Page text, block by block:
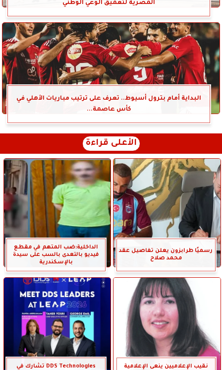
المصرية لتعميق الوعي الوطني
البداية أمام بترول أسيوط.. تعرف على ترتيب مباريات الأهلي في
كأس عاصمة...
الأعلى قراءة
رسميًا طرابزون يعلن تفاصيل عقد
محمد صلاح
الداخلية:ضب المتهم في مقطع
فيديو بالتعدى بالسب على سيدة
بالإسكندرية
نقيب الإعلاميين ينعى الإعلامية
DDS Technologies تشارك في